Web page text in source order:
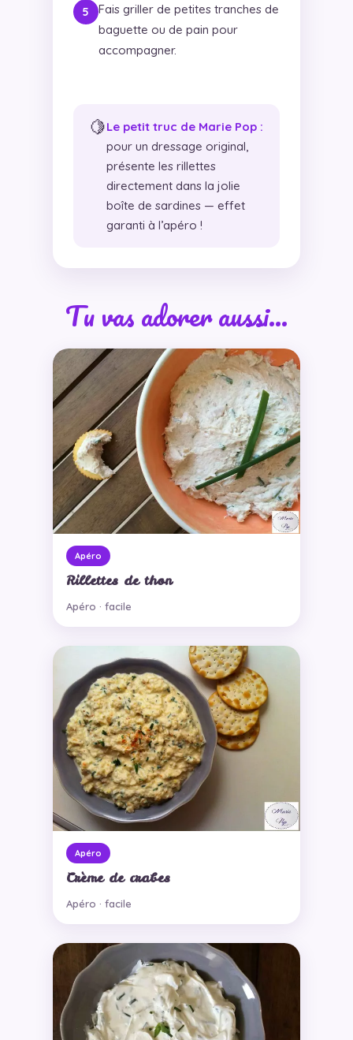
Fais griller de petites tranches de
baguette ou de pain pour
accompagner.
🍋Le petit truc de Marie Pop :
pour un dressage original,
présente les rillettes
directement dans la jolie
boîte de sardines — effet
garanti à l’apéro !
Tu vas adorer aussi…
Apéro
Rillettes de thon
Apéro · facile
Apéro
Crème de crabes
Apéro · facile